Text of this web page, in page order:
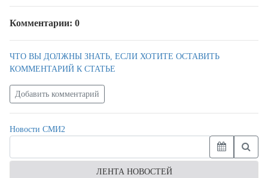
Комментарии: 0
ЧТО ВЫ ДОЛЖНЫ ЗНАТЬ, ЕСЛИ ХОТИТЕ ОСТАВИТЬ
КОММЕНТАРИЙ К СТАТЬЕ
Добавить комментарий
Новости СМИ2
ЛЕНТА НОВОСТЕЙ